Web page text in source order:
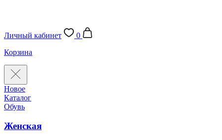
Личный кабинет
0
Корзина
Новое
Каталог
Обувь
Женская